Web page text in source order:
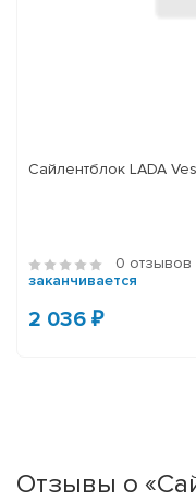
Сайлентблок LADA
0 отзывов
заканчивается
2 036 ₽
Отзывы о